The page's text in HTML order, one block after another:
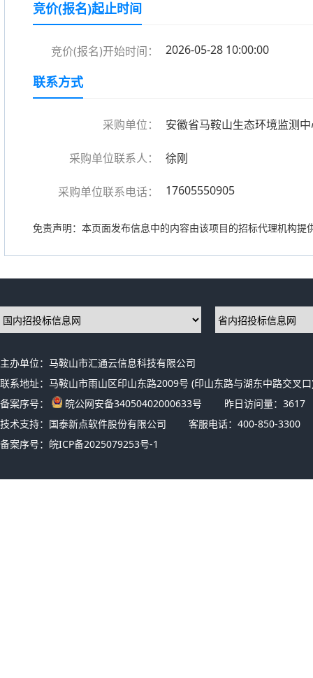
竞价(报名)起止时间
竞价(报名)开始时间： 2026-05-28 10:00:00
联系方式
采购单位： 安徽省马鞍山生态环境监测
采购单位联系人： 徐刚
采购单位联系电话： 17605550905
免责声明：本页面发布信息中的内容由该项目的招标代理机构
主办单位：马鞍山市汇通云信息科技有限公司
联系地址：马鞍山市雨山区印山东路2009号 (印山东路与湖东中路交叉
备案序号：
皖公网安备34050402000633号 昨日访问量： 3617
技术支持：国泰新点软件股份有限公司
客服电话：400-850-3300
备案序号： 皖ICP备2025079253号-1